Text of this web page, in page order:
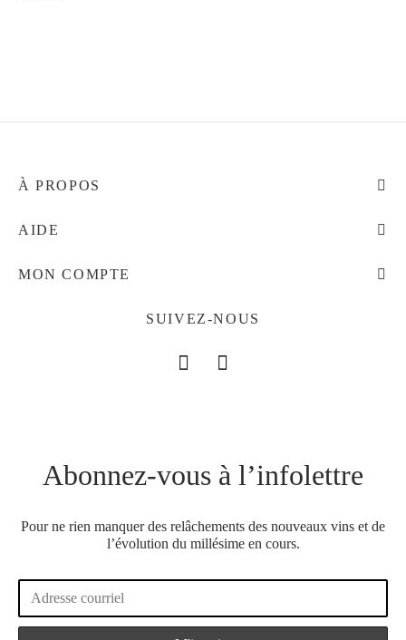
À PROPOS
AIDE
MON COMPTE
SUIVEZ-NOUS
Abonnez-vous à l’infolettre
Pour ne rien manquer des relâchements des nouveaux vins et de
l’évolution du millésime en cours.